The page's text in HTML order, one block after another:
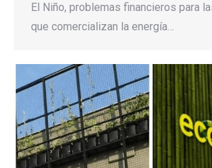
El Niño, problemas financieros para
que comercializan la energía…